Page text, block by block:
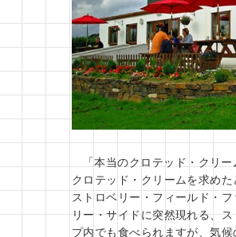
「本当のクロテッド・クリ
クロテッド・クリームを求め
ストロベリー・フィールド・
リー・サイドに突然現れる、
プ内でも食べられますが、気